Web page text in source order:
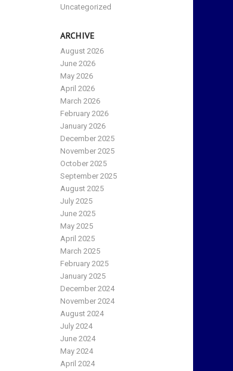
Uncategorized
ARCHIVE
August 2026
June 2026
May 2026
April 2026
March 2026
February 2026
January 2026
December 2025
November 2025
October 2025
September 2025
August 2025
July 2025
June 2025
May 2025
April 2025
March 2025
February 2025
January 2025
December 2024
November 2024
August 2024
July 2024
June 2024
May 2024
April 2024